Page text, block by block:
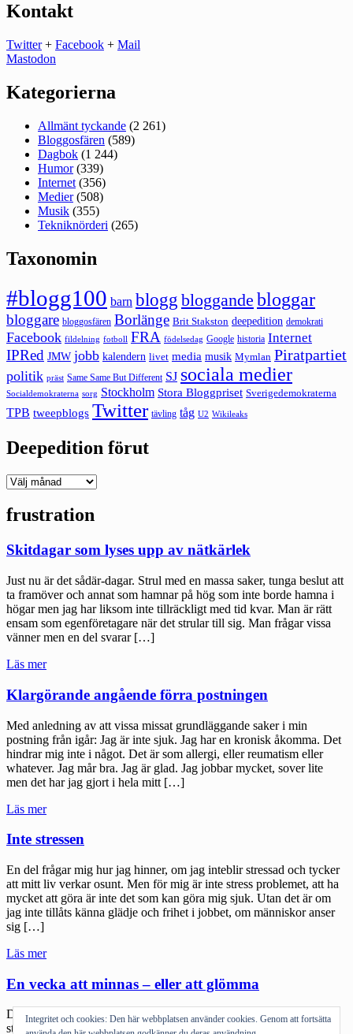
Kontakt
Twitter+ Facebook + Mail
Mastodon
Kategorierna
Allmänt tyckande (2 261)
Bloggosfären (589)
Dagbok (1 244)
Humor(339)
Internet (356)
Medier(508)
Musik (355)
Tekniknörderi (265)
Taxonomin
#blogg100 barn blogg bloggande bloggar
bloggare bloggosfären Borlänge Brit Stakston deepedition demokrati
Facebook fildelning fotboll FRA födelsedag Google historia Internet
IPRed JMW jobb kalendern livet media musik Mymlan Piratpartiet
politik präst Same Same But Different SJ sociala medier
Socialdemokraterna sorg Stockholm Stora Bloggpriset Sverigedemokraterna
TPB tweepblogs Twitter tävling tåg U2 Wikileaks
Deepedition förut
Deepedition
frustration
Skitdagar som lyses upp av nätkärlek
Just nu är det sådär-dagar. Strul med en massa saker, tunga beslut att
ta framöver och annat som hamnar på hög som inte borde hamna i
högar men jag har liksom inte tillräckligt med tid kvar. Man är rätt
ensam som egenföretagare när det strular till sig. Man frågar vissa
vänner men en del svarar […]
Läs mer"Skitdagar
lyses
upp
av
nätkärlek"
Klargörande angående förra postningen
Med anledning av att vissa missat grundläggande saker i min
postning från igår: Jag är inte sjuk. Jag har en kronisk åkomma. Det
hindrar mig inte i något. Det är som allergi, eller reumatism eller
whatever. Jag mår bra. Jag är glad. Jag jobbar mycket, sover lite
men det har jag gjort i hela mitt […]
Läs mer"Klargörande
förra
Inte stressen
En del frågar mig hur jag hinner, om jag inteblir stressad och tycker
att mitt liv verkar osunt. Men för mig är inte stress problemet, att ha
mycket att göra är inte det som kan göra mig sjuk. Utan det är om
jag inte tillåts känna glädje och frihet i jobbet, om människor anser
sig […]
Läs mer"Inte
En vecka att minnas – eller att glömma
Det här varit en tung vecka. Från i fredags veckan innan har saker
ställts på sin spets på många sätt. Beslut som behövde tas, som
Integritet och cookies: Den här webbplatsen använder cookies. Genom att fortsätta